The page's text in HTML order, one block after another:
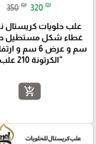
350 ₪ 320 ₪
علب حلويات كريستال
"الكرتونة 210 علب"
add_shopping_cart